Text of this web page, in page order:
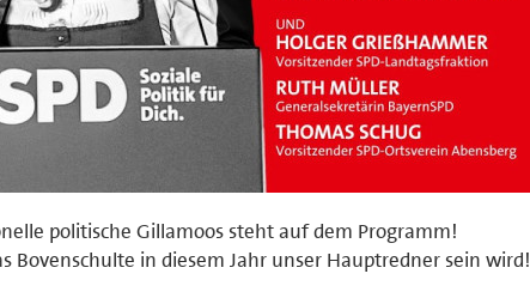
politische Gillamoos steht auf dem Programm!
Bovenschulte in diesem Jahr unser Hauptredner sein wird!